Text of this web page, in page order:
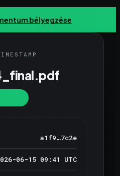
bélyegzése
a1f9…7c2e
06-15 09:41 UTC